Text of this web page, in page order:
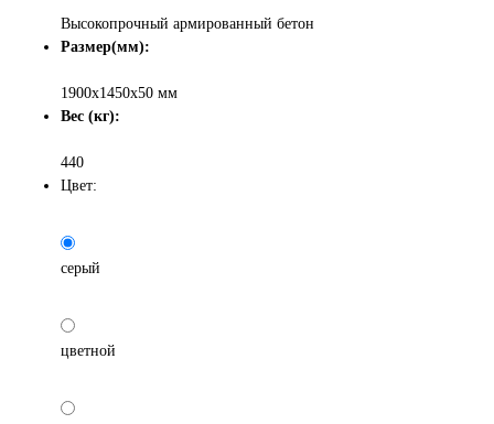
Высокопрочный армированный бетон
Размер(мм):
1900х1450х50 мм
Вес (кг):
440
Цвет:
серый
цветной